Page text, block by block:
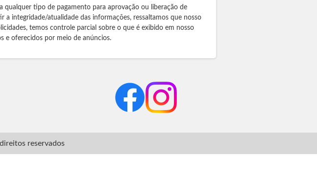
tipo de pagamento para aprovação ou liberação de
integridade/atualidade das informações, ressaltamos que nosso
temos controle parcial sobre o que é exibido em nosso
e oferecidos por meio de anúncios.
reservados